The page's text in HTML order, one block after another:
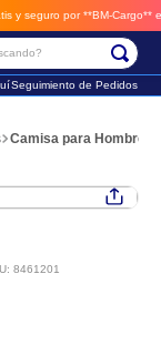
seguro por **BM-Cargo**
Seguimiento de Pedidos
Camisa para Hombre
: 8461201